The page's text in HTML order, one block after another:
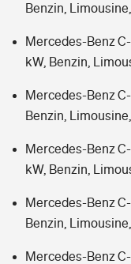
Benzin,
Mercedes-Benz
kW, Benzin,
Mercedes-Benz
Benzin,
Mercedes-Benz
kW, Benzin,
Mercedes-Benz
Benzin,
Mercedes-Benz